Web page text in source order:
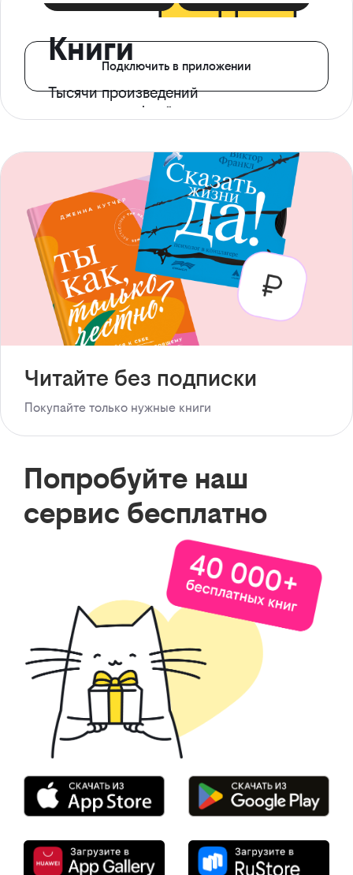
Книги
Тысячи произведений
с доступом офлайн
Подключить в приложении
Читайте без подписки
Покупайте только нужные книги
Попробуйте наш
сервис бесплатно